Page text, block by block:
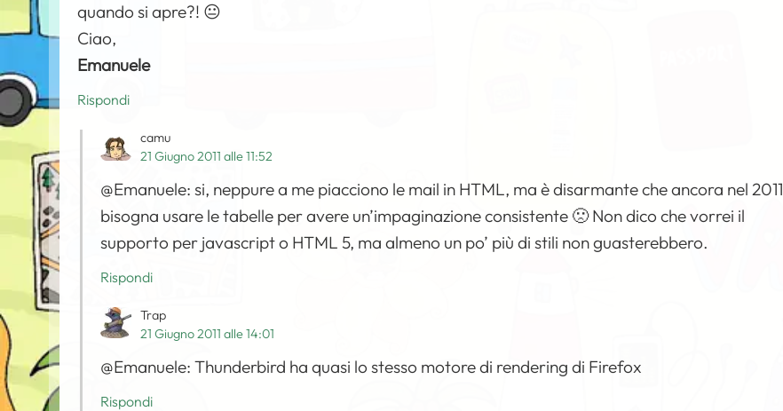
quando si apre?! 😐
Ciao,
Emanuele
Rispondi
camu
21 Giugno 2011 alle 11:52
@Emanuele: si, neppure a me piacciono le mail in HTML, ma è disarmante che ancora nel 2011
bisogna usare le tabelle per avere un’impaginazione consistente 🙁 Non dico che vorrei il
supporto per javascript o HTML 5, ma almeno un po’ più di stili non guasterebbero.
Rispondi
Trap
21 Giugno 2011 alle 14:01
@Emanuele: Thunderbird ha quasi lo stesso motore di rendering di Firefox
Rispondi